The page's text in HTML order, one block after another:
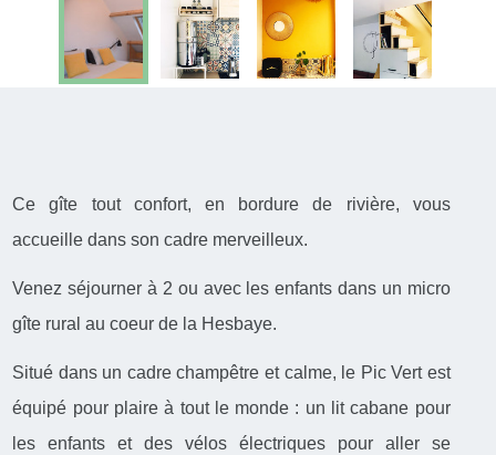
Ce gîte tout confort, en bordure de rivière, vous
accueille dans son cadre merveilleux.
Venez séjourner à 2 ou avec les enfants dans un micro
gîte rural au coeur de la Hesbaye.
Situé dans un cadre champêtre et calme, le Pic Vert est
équipé pour plaire à tout le monde : un lit cabane pour
les enfants et des vélos électriques pour aller se